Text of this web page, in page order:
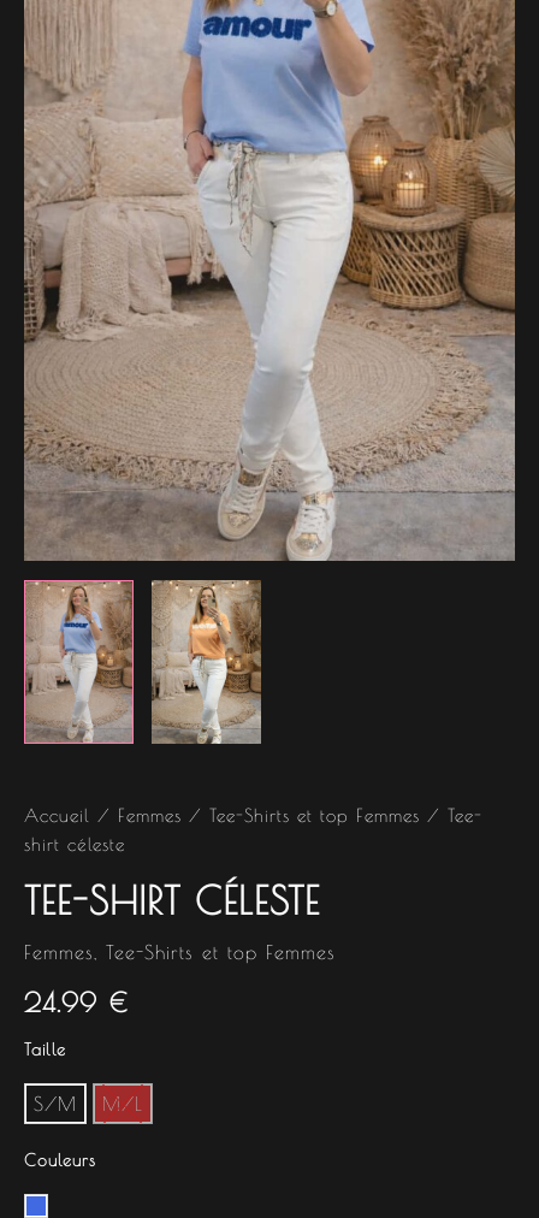
Accueil / Femmes / Tee-Shirts et top Femmes / Tee-
shirt céleste
TEE-SHIRT CÉLESTE
Femmes Tee-Shirts et top Femmes
24.99 €
Taille
S/M M/L
Couleurs